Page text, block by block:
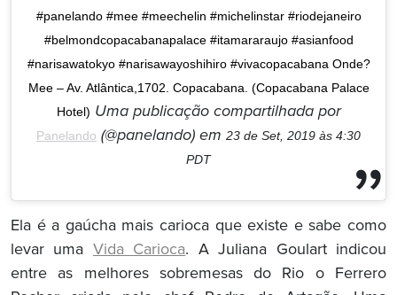
#panelando #mee #meechelin #michelinstar #riodejaneiro
#belmondcopacabanapalace #itamararaujo #asianfood
#narisawatokyo #narisawayoshihiro #vivacopacabana Onde?
Mee – Av. Atlântica,1702. Copacabana. (Copacabana Palace
Hotel) Uma publicação compartilhada por
Panelando (@panelando) em 23 de Set, 2019 às 4:30
PDT
Ela é a gaúcha mais carioca que existe e sabe como
levar uma Vida Carioca. A Juliana Goulart indicou
entre as melhores sobremesas do Rio o Ferrero